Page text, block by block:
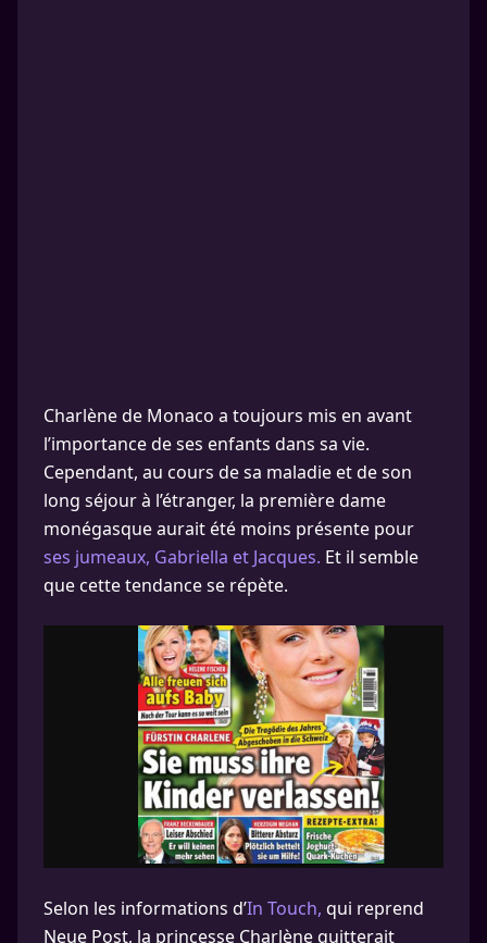
Charlène de Monaco a toujours mis en avant
l’importance de ses enfants dans sa vie.
Cependant, au cours de sa maladie et de son
long séjour à l’étranger, la première dame
monégasque aurait été moins présente pour
ses jumeaux, Gabriella et Jacques. Et il semble
que cette tendance se répète.
Selon les informations d’In Touch, qui reprend
Neue Post, la princesse Charlène quitterait